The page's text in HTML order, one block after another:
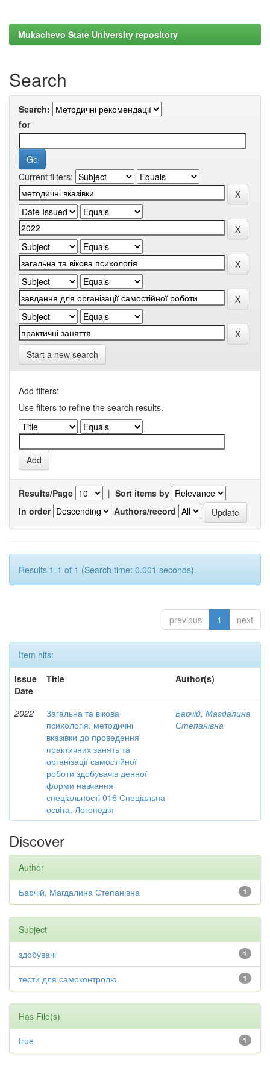
Mukachevo State University repository
Search
Search:
for
Current filters:
Start a new search
Add filters:
Use filters to refine the search results.
Results/Page | Sort items by
In order
Authors/record
Results 1-1 of 1 (Search time: 0.001 seconds).
previous 1 next
Item hits:
Issue
Date
Title Author(s)
2022
Загальна та вікова
психологія: методичні
вказівки до проведення
практичних занять та
організації самостійної
роботи здобувачів денної
форми навчання
спеціальності 016 Спеціальна
освіта. Логопедія
Барчій, Магдалина
Степанівна
Discover
Author
1
Барчій, Магдалина Степанівна
Subject
1
здобувачі
1
тести для самоконтролю
Has File(s)
1
true